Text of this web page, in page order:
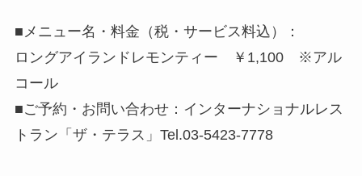
■メニュー名・料金（税・サービス料込）：
ロングアイランドレモンティー ￥1,100 ※アル
コール
■ご予約・お問い合わせ：インターナショナルレス
トラン「ザ・テラス」Tel.03-5423-7778